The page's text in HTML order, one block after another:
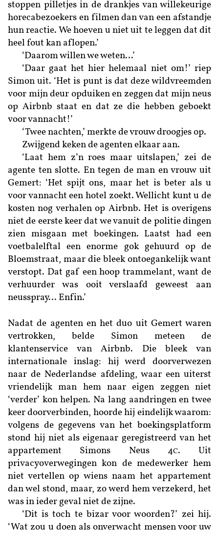
stoppen pilletjes in de drankjes van willekeurige
horecabezoekers en filmen dan van een afstandje
hun reactie. We hoeven u niet uit te leggen dat dit
heel fout kan aflopen.’
‘Daarom willen we weten…’
‘Daar gaat het hier helemaal niet om!’ riep
Simon uit. ‘Het is punt is dat deze wildvreemden
voor mijn deur opduiken en zeggen dat mijn neus
op Airbnb staat en dat ze die hebben geboekt
voor vannacht!’
‘Twee nachten,’ merkte de vrouw droogjes op.
Zwijgend keken de agenten elkaar aan.
‘Laat hem z’n roes maar uitslapen,’ zei de
agente ten slotte. En tegen de man en vrouw uit
Gemert: ‘Het spijt ons, maar het is beter als u
voor vannacht een hotel zoekt. Wellicht kunt u de
kosten nog verhalen op Airbnb. Het is overigens
niet de eerste keer dat we vanuit de politie dingen
zien misgaan met boekingen. Laatst had een
voetbalelftal een enorme gok gehuurd op de
Bloemstraat, maar die bleek ontoegankelijk want
verstopt. Dat gaf een hoop trammelant, want de
verhuurder was ooit verslaafd geweest aan
neusspray… Enfin.’
Nadat de agenten en het duo uit Gemert waren
vertrokken, belde Simon meteen de
klantenservice van Airbnb. Die bleek van
internationale inslag: hij werd doorverwezen
naar de Nederlandse afdeling, waar een uiterst
vriendelijk man hem naar eigen zeggen niet
‘verder’ kon helpen. Na lang aandringen en twee
keer doorverbinden, hoorde hij eindelijk waarom:
volgens de gegevens van het boekingsplatform
stond hij niet als eigenaar geregistreerd van het
appartement Simons Neus 4C. Uit
privacyoverwegingen kon de medewerker hem
niet vertellen op wiens naam het appartement
dan wel stond, maar, zo werd hem verzekerd, het
was in ieder geval niet de zijne.
‘Dit is toch te bizar voor woorden?’ zei hij.
‘Wat zou u doen als onverwacht mensen voor uw